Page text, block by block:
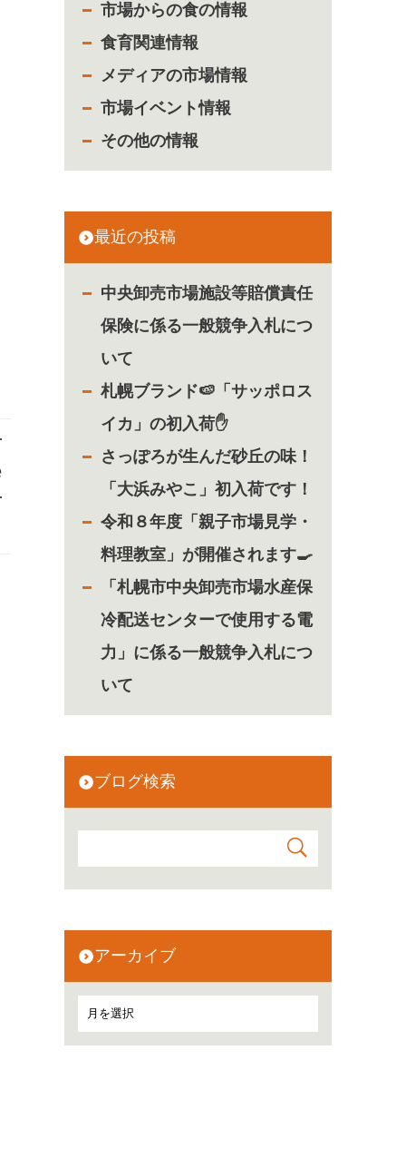
市場からの食の情報
食育関連情報
メディアの市場情報
市場イベント情報
その他の情報
最近の投稿
中央卸売市場施設等賠償責任
保険に係る一般競争入札につ
いて
札幌ブランド🍉「サッポロス
イカ」の初入荷✋
さっぽろが生んだ砂丘の味！
「大浜みやこ」初入荷です！
令和８年度「親子市場見学・
料理教室」が開催されます🍳
「札幌市中央卸売市場水産保
冷配送センターで使用する電
力」に係る一般競争入札につ
いて
ブログ検索
アーカイブ